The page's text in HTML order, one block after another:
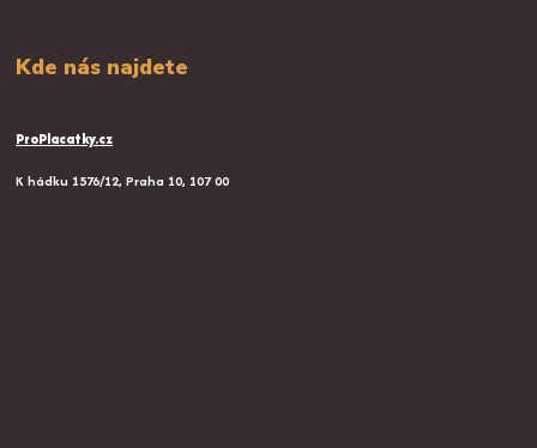
Kde nás najdete
ProPlacatky.cz
K hádku 1576/12, Praha 10, 107 00